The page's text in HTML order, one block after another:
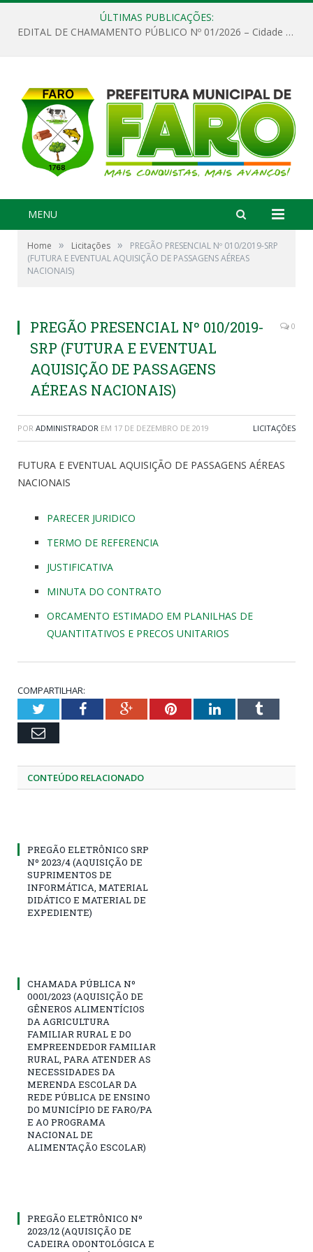
ÚLTIMAS PUBLICAÇÕES:
EDITAL DE CHAMAMENTO PÚBLICO Nº 01/2026 – Cidade de Faro
MENU
Home » Licitações »
PREGÃO PRESENCIAL Nº 010/2019-SRP
(FUTURA E EVENTUAL AQUISIÇÃO DE PASSAGENS AÉREAS
NACIONAIS)
PREGÃO PRESENCIAL Nº 010/2019-
SRP (FUTURA E EVENTUAL
AQUISIÇÃO DE PASSAGENS
AÉREAS NACIONAIS)
0
POR ADMINISTRADOR EM 17 DE DEZEMBRO DE 2019 LICITAÇÕES
FUTURA E EVENTUAL AQUISIÇÃO DE PASSAGENS AÉREAS
NACIONAIS
PARECER JURIDICO
TERMO DE REFERENCIA
JUSTIFICATIVA
MINUTA DO CONTRATO
ORCAMENTO ESTIMADO EM PLANILHAS DE
QUANTITATIVOS E PRECOS UNITARIOS
COMPARTILHAR:
TwitterFacebookGoogle+PinterestLinkedInTumblr
Email
CONTEÚDO RELACIONADO
PREGÃO ELETRÔNICO SRP
Nº 2023/4 (AQUISIÇÃO DE
SUPRIMENTOS DE
INFORMÁTICA, MATERIAL
DIDÁTICO E MATERIAL DE
EXPEDIENTE)
CHAMADA PÚBLICA Nº
0001/2023 (AQUISIÇÃO DE
GÊNEROS ALIMENTÍCIOS
DA AGRICULTURA
FAMILIAR RURAL E DO
EMPREENDEDOR FAMILIAR
RURAL, PARA ATENDER AS
NECESSIDADES DA
MERENDA ESCOLAR DA
REDE PÚBLICA DE ENSINO
DO MUNICÍPIO DE FARO/PA
E AO PROGRAMA
NACIONAL DE
ALIMENTAÇÃO ESCOLAR)
PREGÃO ELETRÔNICO Nº
2023/12 (AQUISIÇÃO DE
CADEIRA ODONTOLÓGICA E